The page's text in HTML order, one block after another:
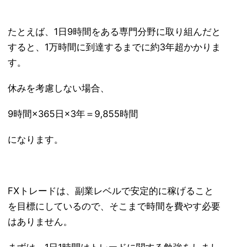
たとえば、1日9時間をある専門分野に取り組んだと
すると、1万時間に到達するまでに約3年超かかりま
す。
休みを考慮しない場合、
9時間×365日×3年＝9,855時間
になります。
FXトレードは、副業レベルで安定的に稼げること
を目標にしているので、そこまで時間を費やす必要
はありません。